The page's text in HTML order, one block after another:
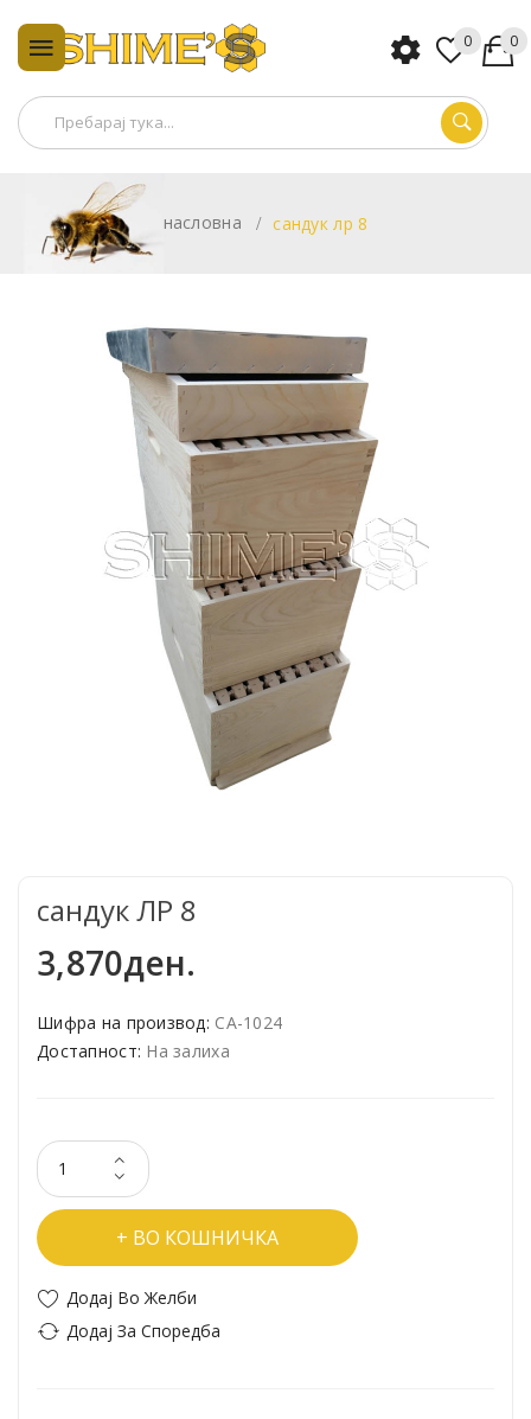
0 0
насловна сандук лр 8
сандук ЛР 8
3,870ден.
Шифра на производ: СА-1024
Достапност: На залиха
ВО КОШНИЧКА
Додај Во Желби
Додај За Споредба